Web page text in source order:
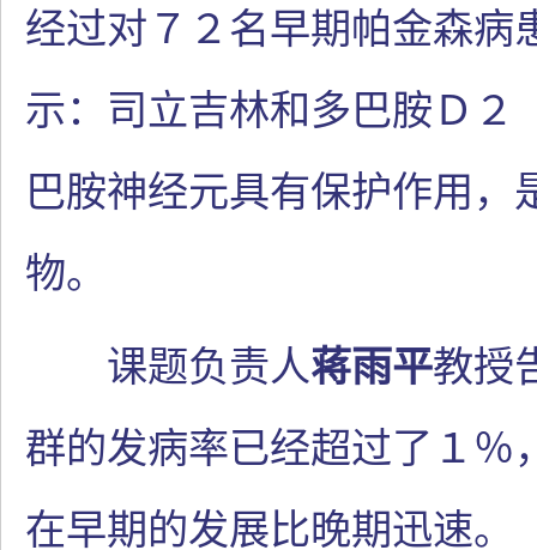
经过对７２名早期帕金森病
示：司立吉林和多巴胺Ｄ２
巴胺神经元具有保护作用，
物。
课题负责人蒋雨平教授
群的发病率已经超过了１％
在早期的发展比晚期迅速。